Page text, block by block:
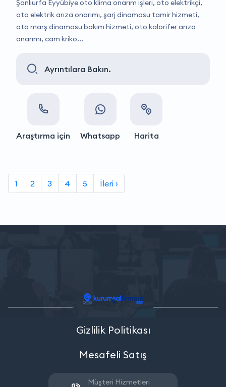
Şanlıurfa Eyyübiye oto klima onarım işleri, oto elektrikçi,
oto elektrik arıza onarımı, şarj dinamosu tamir hizmeti,
oto marş dinamosu bakım hizmeti, oto kalorifer arıza
onarımı, cam kriko...
Ayrıntılara Bakın.
Araştırma için Whatsapp Harita
1 2 3 4 5 İleri ›
Gizlilik Politikası
Mesafeli Satış
Müşteri Hizmetleri